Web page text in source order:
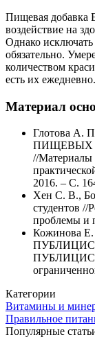
Пищевая добавка
воздействие на
Однако
обязательно.
количеством
есть их ежедневно.
Материал
Глотова
ПИЩЕВЫХ
//
2016. – С.
Хен С. В.,
студентов //
проблемы и
Кожинова
Категории
Витамины и
Правильное
Популярные